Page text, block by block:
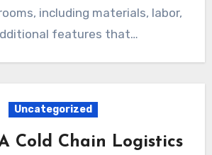
including materials, labor,
features that…
Uncategorized
Cold Chain Logistics